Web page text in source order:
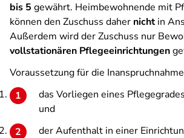
bis 5 gewährt. Heimbewohnende mit
können den Zuschuss daher nichtin
Außerdem wird der Zuschuss nur
vollstationären Pflegeeinrichtungen
Voraussetzung für die
das Vorliegen eines
und
der Aufenthalt in einer